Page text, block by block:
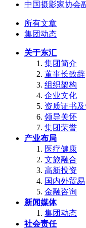
中国摄影家协会
所有文章
集团动态
关于东汇
集团简介
董事长致辞
组织架构
企业文化
资质证书
领导关怀
集团荣誉
产业布局
医疗健康
文旅融合
高新投资
国内外贸易
金融咨询
新闻媒体
集团动态
社会责任